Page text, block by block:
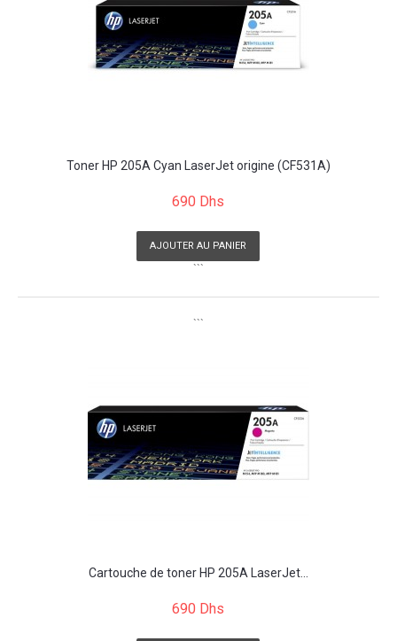
Toner HP 205A Cyan LaserJet origine (CF531A)
690 Dhs
AJOUTER AU PANIER
```
```
Cartouche de toner HP 205A LaserJet...
690 Dhs